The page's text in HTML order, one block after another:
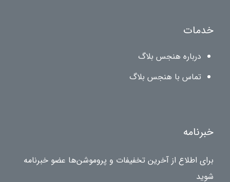
خدمات
درباره هنجس بلاگ
تماس با هنجس بلاگ
خبرنامه
برای اطلاع از آخرین تخفیفات و پروموشن‌ها عضو خبرنامه
شوید